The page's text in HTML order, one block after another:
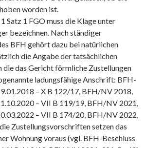
worden ist.
Satz 1 FGO muss die Klage unter
bezeichnen. Nach ständiger
BFH gehört dazu bei natürlichen
die Angabe der tatsächlichen
die das Gericht förmliche Zustellungen
ladungsfähige Anschrift: BFH-
– X B 122/17, BFH/NV 2018,
– VII B 119/19, BFH/NV 2021,
– VII B 174/20, BFH/NV 2022,
Zustellungsvorschriften setzen das
Wohnung voraus (vgl. BFH-Beschluss